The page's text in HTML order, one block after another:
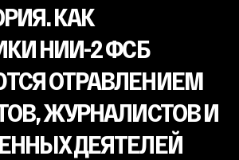
КАК
НИИ-2 ФСБ
ОТРАВЛЕНИЕМ
ЖУРНАЛИСТОВ И
ДЕЯТЕЛЕЙ